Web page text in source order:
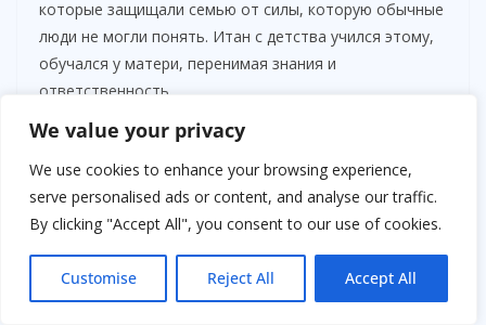
We value your privacy
We use cookies to enhance your browsing experience,
serve personalised ads or content, and analyse our traffic.
By clicking "Accept All", you consent to our use of cookies.
Customise Reject All Accept All
которые защищали семью от силы, которую обычные
люди не могли понять. Итан с детства учился этому,
обучался у матери, перенимая знания и
ответственность.
Каждая ночь, которую он проводил рядом с матерью,
была не просто заботой — это был ритуал, защита,
которую нужно было поддерживать, чтобы
сохранить баланс между видимым и невидимым